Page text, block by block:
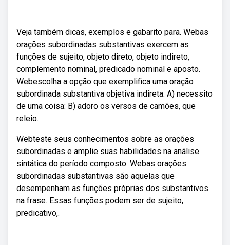
Veja também dicas, exemplos e gabarito para. Webas
orações subordinadas substantivas exercem as
funções de sujeito, objeto direto, objeto indireto,
complemento nominal, predicado nominal e aposto.
Webescolha a opção que exemplifica uma oração
subordinada substantiva objetiva indireta: A) necessito
de uma coisa: B) adoro os versos de camões, que
releio.
Webteste seus conhecimentos sobre as orações
subordinadas e amplie suas habilidades na análise
sintática do período composto. Webas orações
subordinadas substantivas são aquelas que
desempenham as funções próprias dos substantivos
na frase. Essas funções podem ser de sujeito,
predicativo,.